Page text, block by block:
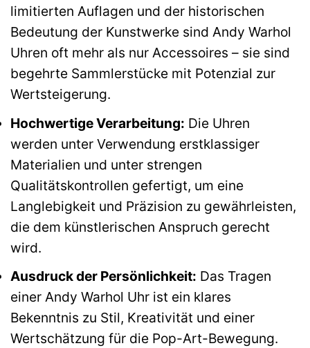
limitierten Auflagen und der historischen
Bedeutung der Kunstwerke sind Andy Warhol
Uhren oft mehr als nur Accessoires – sie sind
begehrte Sammlerstücke mit Potenzial zur
Wertsteigerung.
Hochwertige Verarbeitung: Die Uhren
werden unter Verwendung erstklassiger
Materialien und unter strengen
Qualitätskontrollen gefertigt, um eine
Langlebigkeit und Präzision zu gewährleisten,
die dem künstlerischen Anspruch gerecht
wird.
Ausdruck der Persönlichkeit: Das Tragen
einer Andy Warhol Uhr ist ein klares
Bekenntnis zu Stil, Kreativität und einer
Wertschätzung für die Pop-Art-Bewegung.